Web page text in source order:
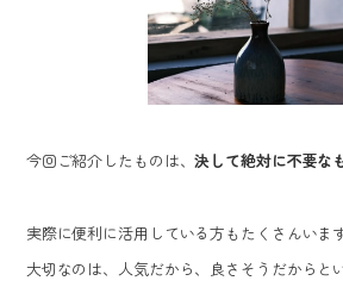
今回ご紹介したものは、決して絶対に不要な
実際に便利に活用している方もたくさんいます
大切なのは、人気だから、良さそうだからと